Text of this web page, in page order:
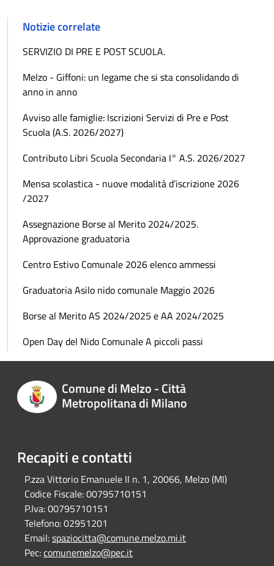
Notizie correlate
SERVIZIO DI PRE E POST SCUOLA.
Melzo - Giffoni: un legame che si sta consolidando di
anno in anno
Avviso alle famiglie: Iscrizioni Servizi di Pre e Post
Scuola (A.S. 2026/2027)
Contributo Libri Scuola Secondaria I° A.S. 2026/2027
Mensa scolastica - nuove modalità d’iscrizione 2026
/2027
Assegnazione Borse al Merito 2024/2025.
Approvazione graduatoria
Centro Estivo Comunale 2026 elenco ammessi
Graduatoria Asilo nido comunale Maggio 2026
Borse al Merito AS 2024/2025 e AA 2024/2025
Open Day del Nido Comunale A piccoli passi
Comune di Melzo - Città
Metropolitana di Milano
Recapiti e contatti
P.zza Vittorio Emanuele II n. 1, 20066, Melzo (MI)
Codice Fiscale:00795710151
P.Iva:00795710151
Telefono:02951201
Email:spaziocitta@comune.melzo.mi.it
Pec:comunemelzo@pec.it